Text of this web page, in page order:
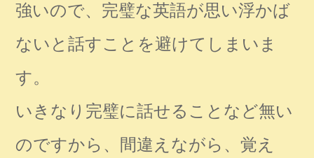
強いので、完璧な英語が思い浮かば
ないと話すことを避けてしまいま
す。
いきなり完璧に話せることなど無い
のですから、間違えながら、覚え